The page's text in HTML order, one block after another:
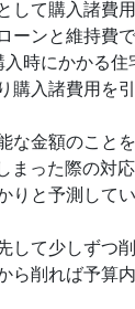
して購入諸費
ンと維持費で
時にかかる
購入諸費用を
金額のことを
まった際の対
りと予測して
して少しずつ
ら削れば予算